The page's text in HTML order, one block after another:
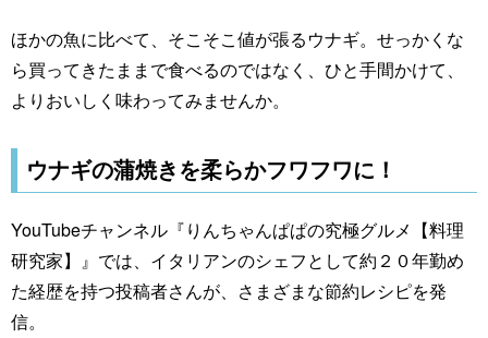
ほかの魚に比べて、そこそこ値が張るウナギ。せっかくな
ら買ってきたままで食べるのではなく、ひと手間かけて、
よりおいしく味わってみませんか。
ウナギの蒲焼きを柔らかフワフワに！
YouTubeチャンネル『りんちゃんぱぱの究極グルメ【料理
研究家】』では、イタリアンのシェフとして約２０年勤め
た経歴を持つ投稿者さんが、さまざまな節約レシピを発
信。